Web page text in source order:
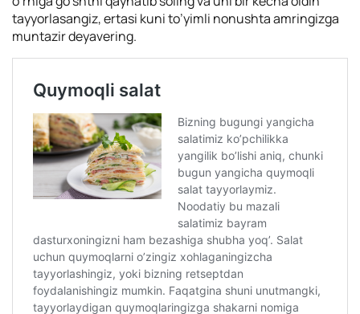
tayyorlasangiz, ertasi kuni to’yimli nonushta amringizga
muntazir deyavering.